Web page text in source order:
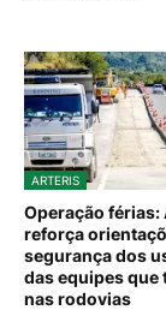
ARTERIS
Operação férias:
reforça
segurança dos
das equipes que
nas rodovias